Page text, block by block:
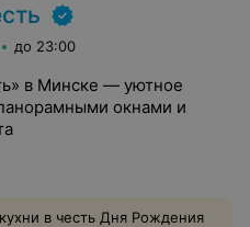
до 23:00
в Минске — уютное
окнами и
в честь Дня Рождения